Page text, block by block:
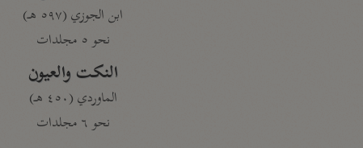
ابن الجوزي (٥٩٧ هـ)
نحو ٥ مجلدات
النكت والعيون
الماوردي (٤٥٠ هـ)
نحو ٦ مجلدات